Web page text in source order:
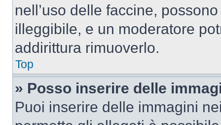
nell’uso delle faccine,
illeggibile, e un moderatore
addirittura rimuoverlo.
Top
» Posso inserire delle
Puoi inserire delle immagini